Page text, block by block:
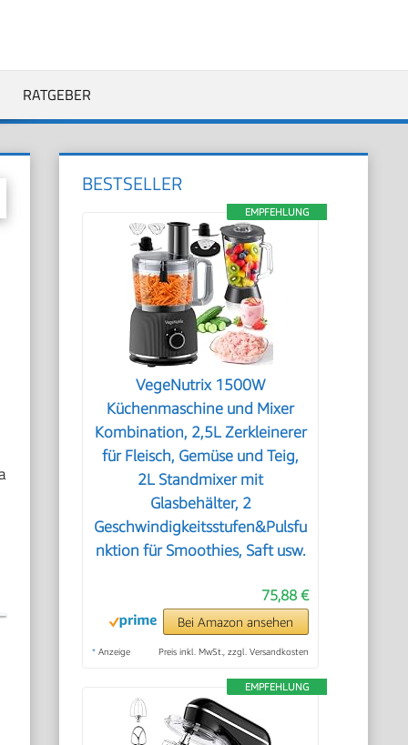
RATGEBER
BESTSELLER
EMPFEHLUNG
VegeNutrix 1500W
Küchenmaschine und Mixer
Kombination, 2,5L Zerkleinerer
für Fleisch, Gemüse und Teig,
2L Standmixer mit
Glasbehälter, 2
Geschwindigkeitsstufen&Pulsfu
nktion für Smoothies, Saft usw.
75,88 €
Bei Amazon ansehen
* Anzeige Preis inkl. MwSt., zzgl. Versandkosten
EMPFEHLUNG